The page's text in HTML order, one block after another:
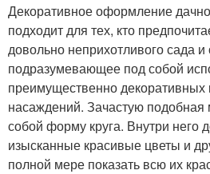
Декоративное оформление
подходит для тех, кто
довольно неприхотливого сада и
подразумевающее под собой
преимущественно декоративных
насаждений. Зачастую подобная
собой форму круга. Внутри него
изысканные красивые цветы и
полной мере показать всю их